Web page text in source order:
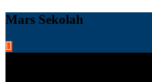
Mars Sekolah